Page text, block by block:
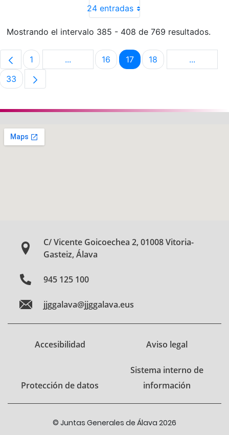
24 entradas
Mostrando el intervalo 385 - 408 de 769 resultados.
Página
1 ...Páginas intermedias Use TAB para
Página
16 Página
17 Página
18 ...Páginas
Página
33
C/ Vicente Goicoechea 2, 01008 Vitoria-
Gasteiz, Álava
945 125 100
jjggalava@jjggalava.eus
Accesibilidad Aviso legal
Protección de datos
Sistema interno de
información
© Juntas Generales de Álava 2026